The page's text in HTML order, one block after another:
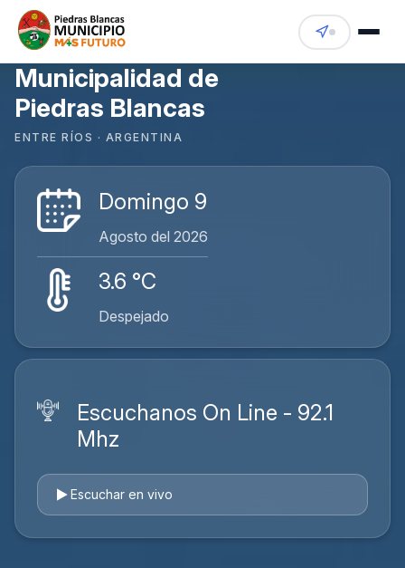
Municipalidad de
Piedras Blancas
ENTRE RÍOS · ARGENTINA
Domingo 9
Agosto del 2026
3.6 °C
Despejado
Escuchanos On Line - 92.1
Mhz
Escuchar en vivo